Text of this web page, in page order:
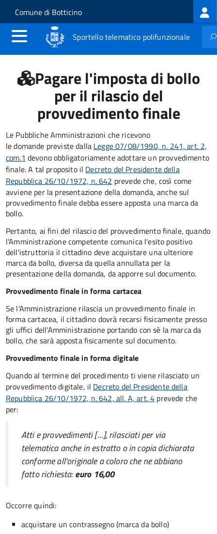
Salta al contenuto principale
Skip to site navigation
Comune di Botticino
Sportello telematico polifunzionale
Pagare l'imposta di bollo
per il rilascio del
provvedimento finale
Le Pubbliche Amministrazioni che ricevono
le domande previste dalla Legge 07/08/1990, n. 241, art. 2,
com.1 devono obbligatoriamente adottare un provvedimento
finale. A tal proposito il Decreto del Presidente della
Repubblica 26/10/1972, n. 642 prevede che, così come
avviene per la presentazione della domanda, anche sul
provvedimento finale debba essere apposta una marca da
bollo.
Pertanto, ai fini del rilascio del provvedimento finale, quando
l'Amministrazione competente comunica l'esito positivo
dell'istruttoria il cittadino deve acquistare una ulteriore
marca da bollo, diversa da quella annullata per la
presentazione della domanda, da apporre sul documento.
Provvedimento finale in forma cartacea
Se l'Amministrazione rilascia un provvedimento finale in
forma cartacea, il cittadino dovrà recarsi fisicamente presso
gli uffici dell'Amministrazione portando con sè la marca da
bollo, che sarà apposta fisicamente sul documento.
Provvedimento finale in forma digitale
Quando al termine del procedimento ti viene rilasciato un
provvedimento digitale, il Decreto del Presidente della
Repubblica 26/10/1972, n. 642, all. A, art. 4 prevede che
per:
Atti e provvedimenti […], rilasciati per via
telematica anche in estratto o in copia dichiarata
conforme all'originale a coloro che ne abbiano
fatto richiesta:euro 16,00
Occorre quindi:
acquistare un contrassegno (marca da bollo)